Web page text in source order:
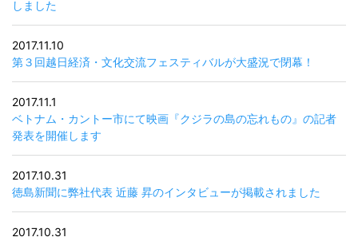
しました
2017.11.10
第３回越日経済・文化交流フェスティバルが大盛況で閉幕！
2017.11.1
ベトナム・カントー市にて映画『クジラの島の忘れもの』の記者
発表を開催します
2017.10.31
徳島新聞に弊社代表 近藤 昇のインタビューが掲載されました
2017.10.31